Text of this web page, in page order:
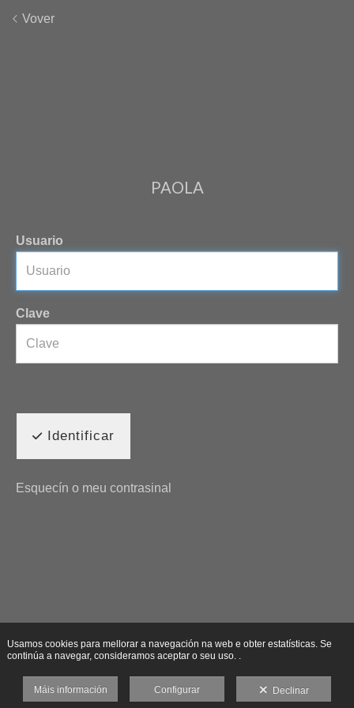
Vover
PAOLA
Usuario
Clave
Identificar
Esquecín o meu contrasinal
Usamos cookies para mellorar a navegación na web e obter estatísticas. Se
continúa a navegar, consideramos aceptar o seu uso. .
Máis información Configurar Declinar